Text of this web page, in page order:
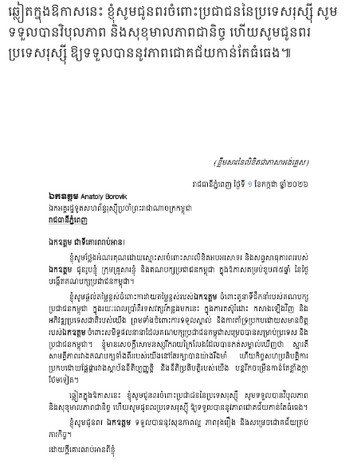
ឆ្លៀតក្នុងឱកាសនេះ ខ្ញុំសូមជូនពរចំពោះប្រជាជននៃប្រទេសរុស្ស៊ី សូម
ទទួលបានវិបុលភាព និងសុខុមាលភាពជានិច្ច ហើយសូមជូនពរ
ប្រទេសរុស្ស៊ី ឱ្យទទួលបាននូវភាពជោគជ័យកាន់តែធំធេង៕